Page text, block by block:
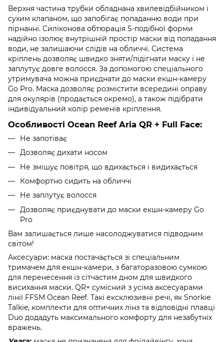
Верхня частина трубки обладнана хвилевідбійником і
сухим клапаном, що запобігає попаданню води при
пірнанні. Силіконова обтюрація S-подібної форми
надійно ізолює внутрішній простір маски від попадання
води, не залишаючи слідів на обличчі. Система
кріплень дозволяє швидко зняти/підігнати маску і не
заплутує довге волосся. За допомогою спеціального
утримувача можна приєднати до маски екшн-камеру
Go Pro. Маска дозволяє розмістити всередині оправу
для окулярів (продається окремо), а також підібрати
індивідуальний колір ременів кріплення.
Особливостi Ocean Reef Aria QR + Full Face:
Не запотіває
Дозволяє дихати носом
Не змішує повітря, що вдихається і видихається
Комфортно сидить на обличчі
Не заплутує волосся
Дозволяє приєднувати до маски екшн-камеру Go
Pro
Вам залишається лише насолоджуватися підводним
світом!
Аксесуари: маска постачається зі спеціальним
тримачем для екшн-камери, з багаторазовою сумкою
для перенесення із сітчастим дном для швидкого
висихання маски. QR+ сумісний з усіма аксесуарами
лінії FFSM Ocean Reef. Такі ексклюзивні речі, як Snorkie
Talkie, комплекти для оптичних лінз та відповідні плавці
Duo додадуть максимального комфорту для незабутніх
вражень.